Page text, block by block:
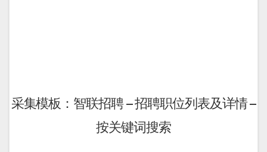
采集模板：智联招聘 – 招聘职位列表及详情 –
按关键词搜索